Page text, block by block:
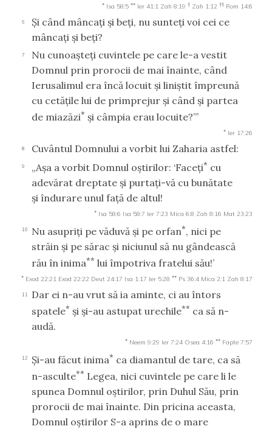
* Isa 58:5 ** Ier 41:1 Zah 8:19 † Zah 1:12 †† Rom 14:6
6
Şi când mâncaţi şi beţi, nu sunteţi voi cei ce
mâncaţi şi beţi?
7
Nu cunoaşteţi cuvintele pe care le-a vestit
Domnul prin prorocii de mai înainte, când
Ierusalimul era încă locuit şi liniştit împreună
cu cetăţile lui de primprejur şi când şi partea
de miazăzi* şi câmpia erau locuite?’”
* Ier 17:26
8 Cuvântul Domnului a vorbit lui Zaharia astfel:
9 „Aşa a vorbit Domnul oştirilor: ‘Faceţi* cu
adevărat dreptate şi purtaţi-vă cu bunătate
şi îndurare unul faţă de altul!
* Isa 58:6 Isa 58:7 Ier 7:23 Mica 6:8 Zah 8:16 Mat 23:23
10 Nu asupriţi pe văduvă şi pe orfan*, nici pe
străin şi pe sărac şi niciunul să nu gândească
rău în inima** lui împotriva fratelui său!’
* Exod 22:21 Exod 22:22 Deut 24:17 Isa 1:17 Ier 5:28 ** Ps 36:4 Mica 2:1 Zah 8:17
11
Dar ei n-au vrut să ia aminte, ci au întors
spatele* şi şi-au astupat urechile** ca să n-
audă.
* Neem 9:29 Ier 7:24 Osea 4:16 ** Fapte 7:57
12 Şi-au făcut inima* ca diamantul de tare, ca să
n-asculte** Legea, nici cuvintele pe care li le
spunea Domnul oştirilor, prin Duhul Său, prin
prorocii de mai înainte. Din pricina aceasta,
Domnul oştirilor S-a aprins de o mare